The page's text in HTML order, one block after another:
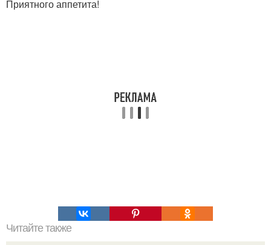
Приятного аппетита!
Читайте также